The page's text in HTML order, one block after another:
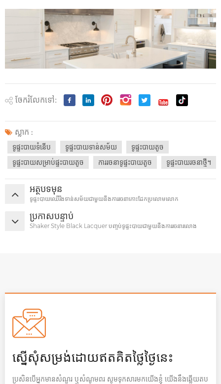
ចែករំលែកទៅ:
ស្លាក :
ទូផ្ទះបាយទំនើប ទូផ្ទះបាយទាន់សម័យ
ទូផ្ទះបាយតូច
ទូផ្ទះបាយសម្រាប់ផ្ទះបាយតូច
ការរចនាទូផ្ទះបាយតូច ទូផ្ទះបាយរចនាថ្មី។
អត្ថបទមុន
ទូផ្ទះបាយឈើរឹងទាន់សម័យជាមួយនឹងការរចនាកោះដែកប្រលោមលោក
ប្រកាសបន្ទាប់
Shaker Style Black Lacquer បញ្ចប់ទូផ្ទះបាយជាមួយនឹងការរចនារលោង
ស្នើសុំសម្រង់ដោយឥតគិតថ្លៃថ្ងៃនេះ
ប្រសិនបើអ្នកមានសំណួរ ឬសំណូមពរ សូមទុកសារមកយើងខ្ញុំ យើងនឹងឆ្លើយតប